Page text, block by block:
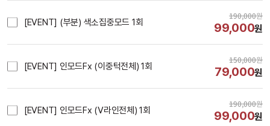
[EVENT] (부분) 색소집중모드 1회
190,000원
99,000원
[EVENT] 인모드Fx (이중턱전체) 1회
150,000원
79,000원
[EVENT] 인모드Fx (V라인전체) 1회
190,000원
99,000원